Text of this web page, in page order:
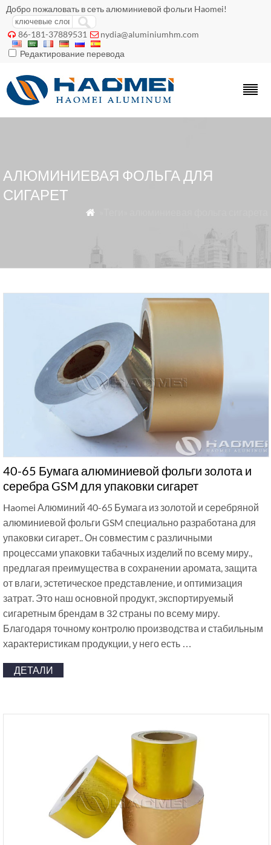
Добро пожаловать в сеть алюминиевой фольги Haomei!
 86-181-37889531  nydia@aluminiumhm.com
Редактирование перевода
АЛЮМИНИЕВАЯ ФОЛЬГА ДЛЯ
СИГАРЕТ

40-65 Бумага алюминиевой фольги золота и
серебра GSM для упаковки сигарет
Haomei Алюминий 40-65 Бумага из золотой и серебряной
алюминиевой фольги GSM специально разработана для
упаковки сигарет.. Он совместим с различными
процессами упаковки табачных изделий по всему миру.,
предлагая преимущества в сохранении аромата, защита
от влаги, эстетическое представление, и оптимизация
затрат. Это наш основной продукт, экспортируемый
сигаретным брендам в 32 страны по всему миру.
Благодаря точному контролю производства и стабильным
характеристикам продукции, у него есть …
ДЕТАЛИ